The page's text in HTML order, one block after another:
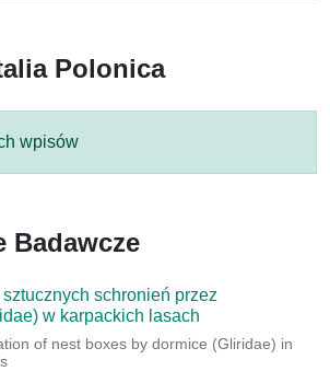
Polonica
wpisów
Badawcze
schronień przez
w karpackich lasach
of nest boxes by dormice (Gliridae) in